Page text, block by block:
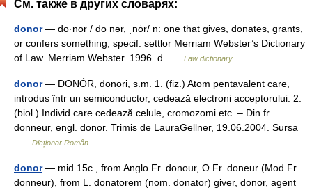
См. также в других словарях:
donor— do·nor / dō nər, ˌnȯr/ n: one that gives, donates, grants,
or confers something; specif: settlor Merriam Webster’s Dictionary
of Law. Merriam Webster. 1996. d …
Law dictionary
donor— DONÓR, donori, s.m. 1. (fiz.) Atom pentavalent care,
introdus într un semiconductor, cedează electroni acceptorului. 2.
(biol.) Individ care cedează celule, cromozomi etc. – Din fr.
donneur, engl. donor. Trimis de LauraGellner, 19.06.2004. Sursa
Dicționar Român
donor— mid 15c., from Anglo Fr. donour, O.Fr. doneur (Mod.Fr.
donneur), from L. donatorem (nom. donator) giver, donor, agent